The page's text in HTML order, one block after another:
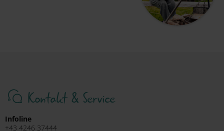
Kontakt & Service
Infoline
+43 4246 37444